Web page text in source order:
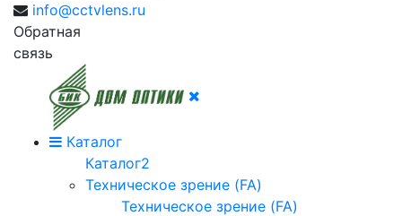
info@cctvlens.ru
Обратная
связь
Каталог
Каталог2
Техническое зрение (FA)
Техническое зрение (FA)